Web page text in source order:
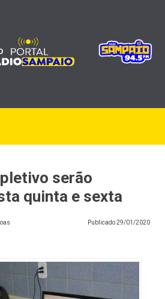
serão
quinta e sexta
Publicado29/01/2020